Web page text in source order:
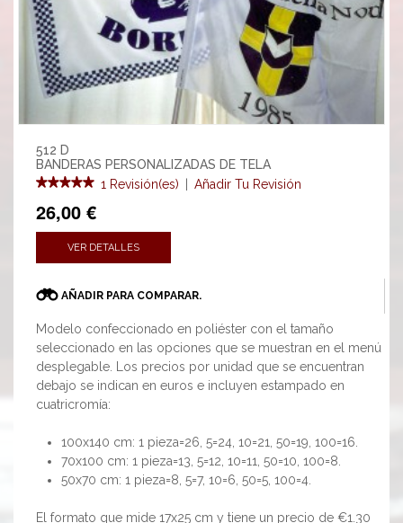
512 D
BANDERAS PERSONALIZADAS DE TELA
1 Revisión(es)
Añadir Tu Revisión
26,00 €
VER DETALLES
AÑADIR PARA COMPARAR.
Modelo confeccionado en poliéster con el tamaño
seleccionado en las opciones que se muestran en el menú
desplegable. Los precios por unidad que se encuentran
debajo se indican en euros e incluyen estampado en
cuatricromía:
100x140 cm: 1 pieza=26, 5=24, 10=21, 50=19, 100=16.
70x100 cm: 1 pieza=13, 5=12, 10=11, 50=10, 100=8.
50x70 cm: 1 pieza=8, 5=7, 10=6, 50=5, 100=4.
El formato que mide 17x25 cm y tiene un precio de €1.30